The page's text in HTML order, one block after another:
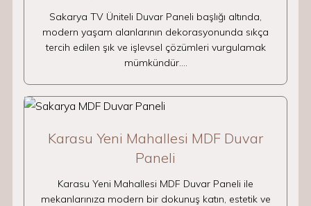
Sakarya TV Üniteli Duvar Paneli başlığı altında,
modern yaşam alanlarının dekorasyonunda sıkça
tercih edilen şık ve işlevsel çözümleri vurgulamak
mümkündür.…
Karasu Yeni Mahallesi MDF Duvar
Paneli
Karasu Yeni Mahallesi MDF Duvar Paneli ile
mekanlarınıza modern bir dokunuş katın, estetik ve